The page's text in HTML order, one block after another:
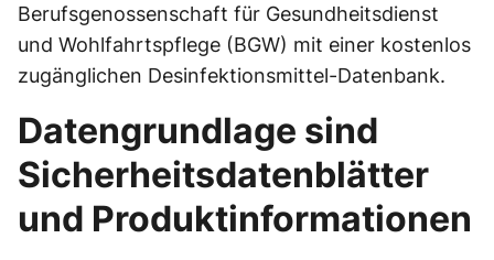
Berufsgenossenschaft für Gesundheitsdienst
und Wohlfahrtspflege (BGW) mit einer kostenlos
zugänglichen Desinfektionsmittel-Datenbank.
Datengrundlage sind
Sicherheitsdatenblätter
und Produktinformationen